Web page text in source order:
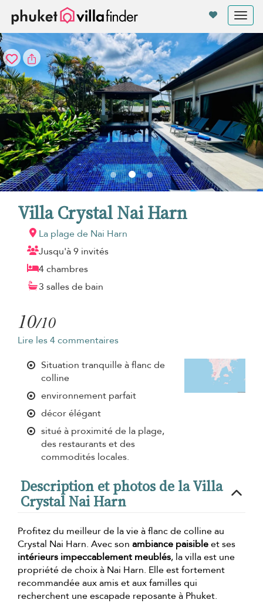
Villa Crystal Nai Harn
La plage de Nai Harn
Jusqu'à 9 invités
4 chambres
3 salles de bain
10/10
Lire les 4 commentaires
Situation tranquille à flanc de
colline
environnement parfait
décor élégant
situé à proximité de la plage,
des restaurants et des
commodités locales.
Description et photos de la Villa
Crystal Nai Harn
Profitez du meilleur de la vie à flanc de colline au
Crystal Nai Harn. Avec son ambiance paisibleet ses
intérieurs impeccablement meublés, la villa est une
propriété de choix à Nai Harn. Elle est fortement
recommandée aux amis et aux familles qui
recherchent une escapade reposante à Phuket.
Vos paramètres de cookies